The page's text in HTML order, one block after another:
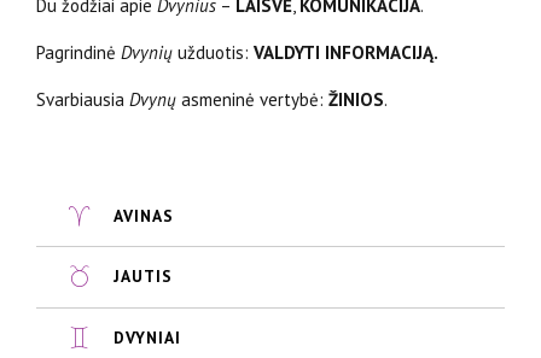
Du žodžiai apie Dvynius – LAISVĖ KOMUNIKACIJA.
Pagrindinė Dvynių užduotis: VALDYTI INFORMACIJĄ.
Svarbiausia Dvynų asmeninė vertybė: ŽINIOS.
AVINAS
JAUTIS
DVYNIAI